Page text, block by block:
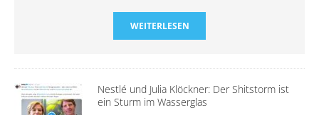
WEITERLESEN
Nestlé und Julia Klöckner: Der Shitstorm ist
ein Sturm im Wasserglas